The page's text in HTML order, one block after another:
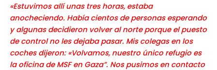
«Estuvimos allí unas tres horas, estaba
anocheciendo. Había cientos de personas esperando
y algunas decidieron volver al norte porque el puesto
de control no les dejaba pasar. Mis colegas en los
coches dijeron: «Volvamos, nuestro único refugio es
la oficina de MSF en Gaza”. Nos pusimos en contacto